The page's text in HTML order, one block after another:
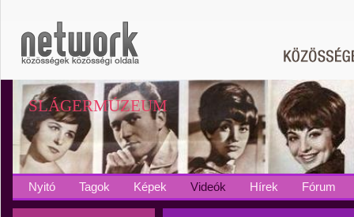
SLÁGERMÚZEUM
Nyitó Tagok Képek Videók Hírek Fórum